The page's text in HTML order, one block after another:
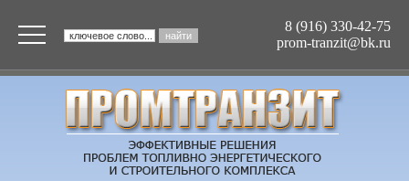
8 (916) 330-42-75
prom-tranzit@bk.ru